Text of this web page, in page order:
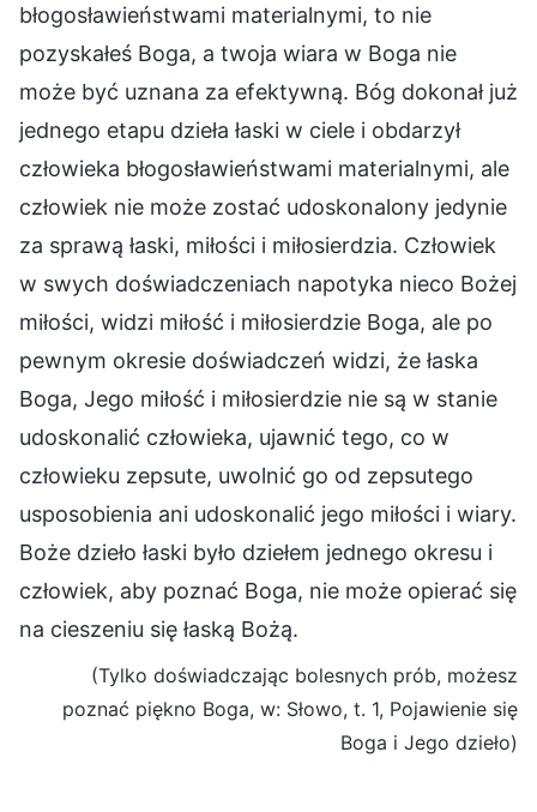
błogosławieństwami materialnymi, to nie
pozyskałeś Boga, a twoja wiara w Boga nie
może być uznana za efektywną. Bóg dokonał już
jednego etapu dzieła łaski w ciele i obdarzył
człowieka błogosławieństwami materialnymi, ale
człowiek nie może zostać udoskonalony jedynie
za sprawą łaski, miłości i miłosierdzia. Człowiek
w swych doświadczeniach napotyka nieco Bożej
miłości, widzi miłość i miłosierdzie Boga, ale po
pewnym okresie doświadczeń widzi, że łaska
Boga, Jego miłość i miłosierdzie nie są w stanie
udoskonalić człowieka, ujawnić tego, co w
człowieku zepsute, uwolnić go od zepsutego
usposobienia ani udoskonalić jego miłości i wiary.
Boże dzieło łaski było dziełem jednego okresu i
człowiek, aby poznać Boga, nie może opierać się
na cieszeniu się łaską Bożą.
(Tylko doświadczając bolesnych prób, możesz
poznać piękno Boga, w: Słowo, t. 1, Pojawienie się
Boga i Jego dzieło)